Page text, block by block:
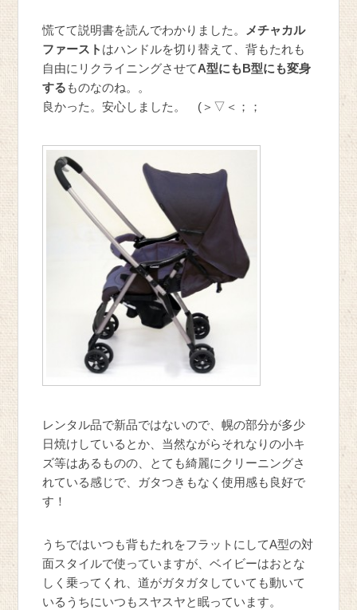
慌てて説明書を読んでわかりました。
メチャカル
ファースト はハンドルを切り替えて、背もたれも
自由にリクライニングさせてA型にもB型にも変身
する ものなのね。。
良かった。安心しました。 (＞▽＜；；
レンタル品で新品ではないので、幌の部分が多少
日焼けしているとか、当然ながらそれなりの小キ
ズ等はあるものの、とても綺麗にクリーニングさ
れている感じで、ガタつきもなく使用感も良好で
す！
うちではいつも背もたれをフラットにしてA型の対
面スタイルで使っていますが、ベイビーはおとな
しく乗ってくれ、道がガタガタしていても動いて
いるうちにいつもスヤスヤと眠っています。